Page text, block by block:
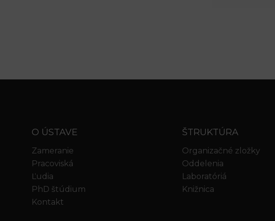
O ÚSTAVE
Zameranie
Pracoviská
Ľudia
PhD štúdium
Kontakt
ŠTRUKTÚRA
Organizačné zložky
Oddelenia
Laboratóriá
Knižnica